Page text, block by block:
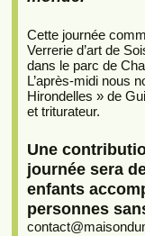
Cette journée
Verrerie d’art de
dans le parc de
L’après-midi nous
Hirondelles » de
et triturateur.
Une
journée sera
enfants
personnes
contact@